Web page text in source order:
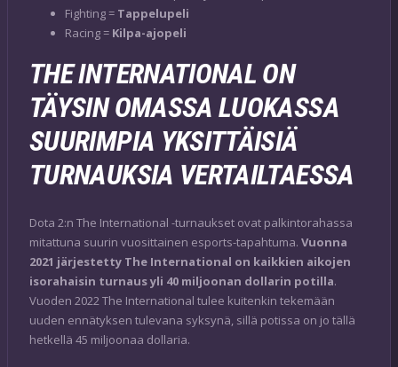
Fighting = Tappelupeli
Racing = Kilpa-ajopeli
THE INTERNATIONAL ON
TÄYSIN OMASSA LUOKASSA
SUURIMPIA YKSITTÄISIÄ
TURNAUKSIA VERTAILTAESSA
Dota 2:n The International -turnaukset ovat palkintorahassa
mitattuna suurin vuosittainen esports-tapahtuma. Vuonna
2021 järjestetty The International on kaikkien aikojen
isorahaisin turnaus yli 40 miljoonan dollarin potilla.
Vuoden 2022 The International tulee kuitenkin tekemään
uuden ennätyksen tulevana syksynä, sillä potissa on jo tällä
hetkellä 45 miljoonaa dollaria.